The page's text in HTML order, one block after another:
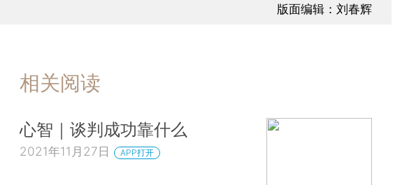
版面编辑：刘春辉
相关阅读
心智｜谈判成功靠什么
2021年11月27日 APP打开